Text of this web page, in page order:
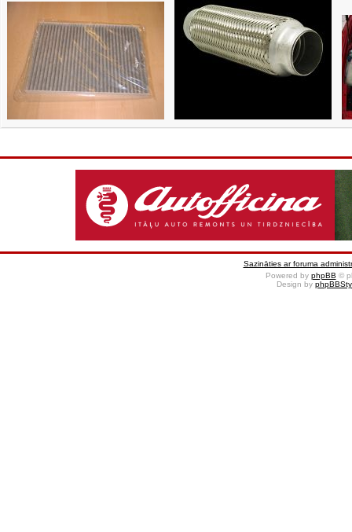
Sazināties ar foruma
Powered by phpBB ©
Design by